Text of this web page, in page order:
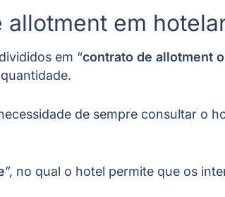
em
em “contrato de allotment
de sempre consultar o
”, no qual o hotel permite que os